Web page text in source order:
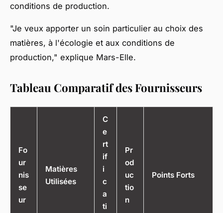
conditions de production.
"Je veux apporter un soin particulier au choix des
matières, à l'écologie et aux conditions de
production," explique Mars-Elle.
Tableau Comparatif des Fournisseurs
Fo
ur
nis
se
ur
Matières
Utilisées
C
e
rt
if
i
c
a
ti
Pr
od
uc
tio
n
Points Forts